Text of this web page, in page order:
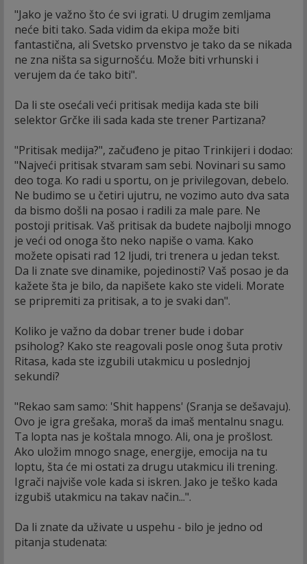
"Jako je važno što će svi igrati. U drugim zemljama
neće biti tako. Sada vidim da ekipa može biti
fantastična, ali Svetsko prvenstvo je tako da se nikada
ne zna ništa sa sigurnošću. Može biti vrhunski i
verujem da će tako biti".
Da li ste osećali veći pritisak medija kada ste bili
selektor Grčke ili sada kada ste trener Partizana?
"Pritisak medija?", začuđeno je pitao Trinkijeri i dodao:
"Najveći pritisak stvaram sam sebi. Novinari su samo
deo toga. Ko radi u sportu, on je privilegovan, debelo.
Ne budimo se u četiri ujutru, ne vozimo auto dva sata
da bismo došli na posao i radili za male pare. Ne
postoji pritisak. Vaš pritisak da budete najbolji mnogo
je veći od onoga što neko napiše o vama. Kako
možete opisati rad 12 ljudi, tri trenera u jedan tekst.
Da li znate sve dinamike, pojedinosti? Vaš posao je da
kažete šta je bilo, da napišete kako ste videli. Morate
se pripremiti za pritisak, a to je svaki dan".
Koliko je važno da dobar trener bude i dobar
psiholog? Kako ste reagovali posle onog šuta protiv
Ritasa, kada ste izgubili utakmicu u poslednjoj
sekundi?
"Rekao sam samo: 'Shit happens' (Sranja se dešavaju).
Ovo je igra grešaka, moraš da imaš mentalnu snagu.
Ta lopta nas je koštala mnogo. Ali, ona je prošlost.
Ako uložim mnogo snage, energije, emocija na tu
loptu, šta će mi ostati za drugu utakmicu ili trening.
Igrači najviše vole kada si iskren. Jako je teško kada
izgubiš utakmicu na takav način...".
Da li znate da uživate u uspehu - bilo je jedno od
pitanja studenata: